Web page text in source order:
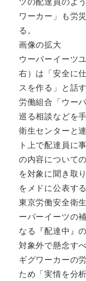
ワーカー」も労
る。
画像の拡大
ウーバーイーツ
右）は「安全に
スを作る」と話
労働組合「ウー
巡る相談などを
衛生センターと
ト上で配達員に
の内容について
を対象に聞き取
をメドに公表する
東京労働安全衛
ーバーイーツの
なる『配達中』
対象外で懸念す
ギグワーカーの
ため「実情を分